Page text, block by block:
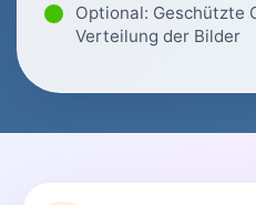
Optional: Geschützte
Verteilung der Bilder